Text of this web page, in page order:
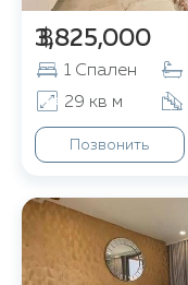
฿ 3,825,000
1 Спален
29 кв м
Позвонить